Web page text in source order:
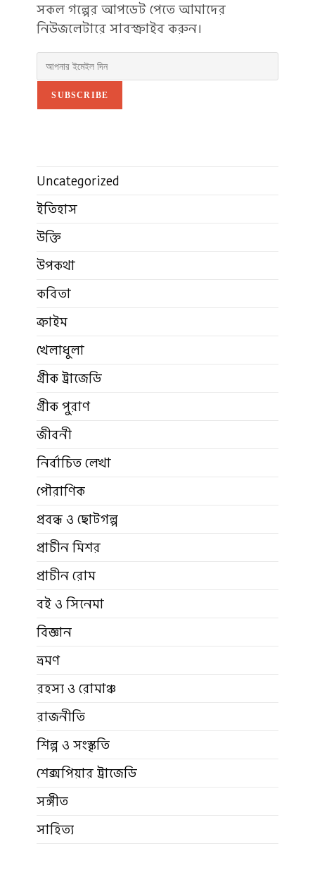
সকল গল্পের আপডেট পেতে আমাদের
নিউজলেটারে সাবস্ক্রাইব করুন।
SUBSCRIBE
Uncategorized
ইতিহাস
উক্তি
উপকথা
কবিতা
ক্রাইম
খেলাধুলা
গ্রীক ট্রাজেডি
গ্রীক পুরাণ
জীবনী
নির্বাচিত লেখা
পৌরাণিক
প্রবন্ধ ও ছোটগল্প
প্রাচীন মিশর
প্রাচীন রোম
বই ও সিনেমা
বিজ্ঞান
ভ্রমণ
রহস্য ও রোমাঞ্চ
রাজনীতি
শিল্প ও সংস্কৃতি
শেক্সপিয়ার ট্রাজেডি
সঙ্গীত
সাহিত্য